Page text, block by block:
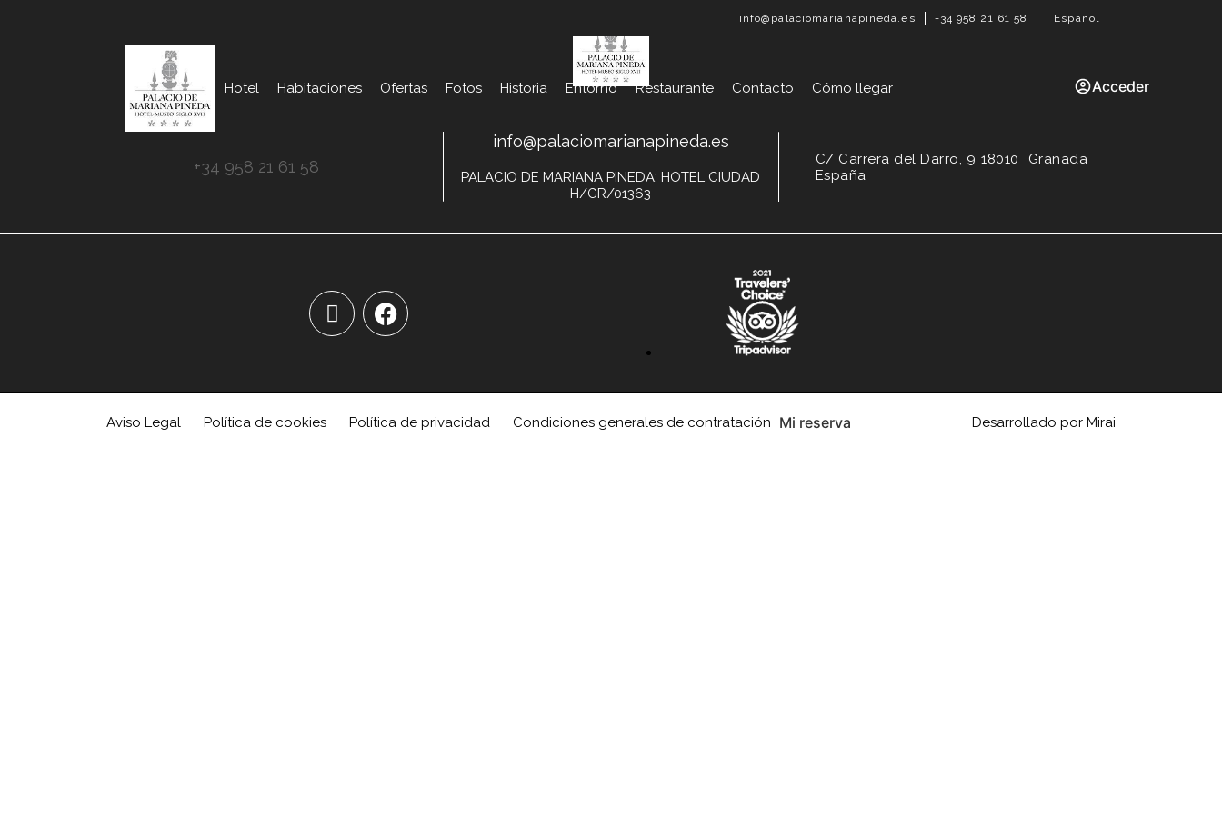
info@palaciomarianapineda.es +34 958 21 61 58 Español
Hotel Habitaciones Ofertas Fotos Historia Entorno Restaurante Contacto Cómo llegar Acceder
+34 958 21 61 58
info@palaciomarianapineda.es
PALACIO DE MARIANA PINEDA: HOTEL CIUDAD
H/GR/01363
C/ Carrera del Darro, 9 18010
Granada
España
Aviso Legal Política de cookies Política de privacidad Condiciones generales de contratación Mi reserva Desarrollado por Mirai